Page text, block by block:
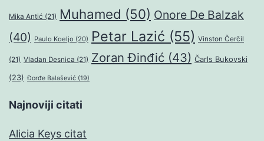
Mika Antić (21) Muhamed (50) Onore De Balzak
(40) Paulo Koeljo (20) Petar Lazić (55) Vinston Čerčil
(21) Vladan Desnica (21) Zoran Đinđić (43) Čarls Bukovski
(23) Đorđe Balašević (19)
Najnoviji citati
Alicia Keys citat